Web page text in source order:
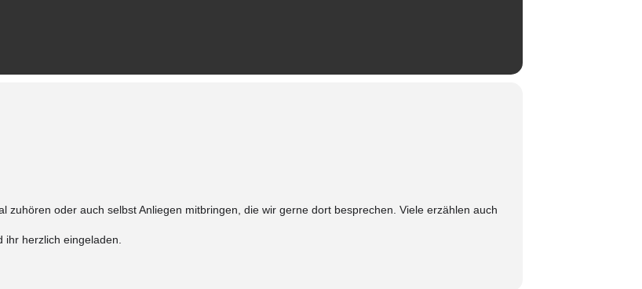
zuhören oder auch selbst Anliegen mitbringen, die wir gerne dort besprechen. Viele erzählen auch
herzlich eingeladen.